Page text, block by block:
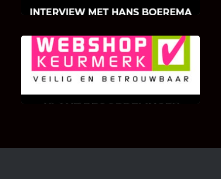
KLANT BEOORDELINGEN
We zijn er zeer op gesteld om te weten wat u
als klant van ons en onze diensten vindt.